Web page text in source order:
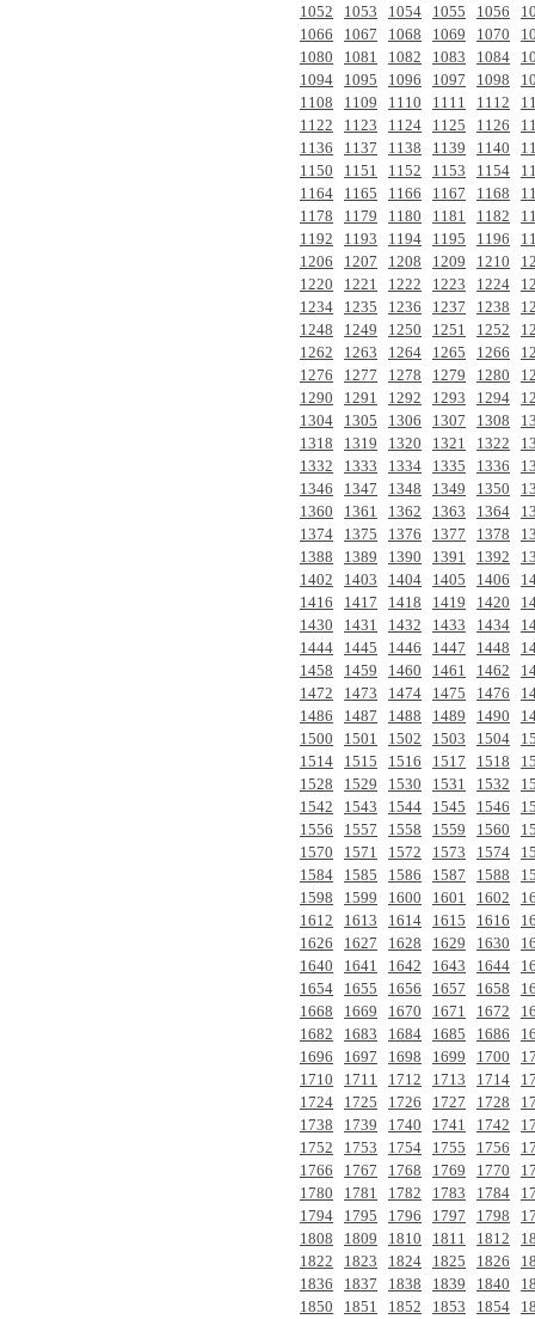
1052
1053 1054 1055 1056
1066
1067 1068 1069 1070
1080
1081 1082 1083 1084
1094
1095 1096 1097 1098
1108
1109 1110 1111 1112
1122
1123 1124 1125 1126
1136
1137 1138 1139 1140
1150
1151 1152 1153 1154
1164
1165 1166 1167 1168
1178
1179 1180 1181 1182
1192
1193 1194 1195 1196
1206
1207 1208 1209 1210
1220
1221 1222 1223 1224
1234
1235 1236 1237 1238
1248
1249 1250 1251 1252
1262
1263 1264 1265 1266
1276
1277 1278 1279 1280
1290
1291 1292 1293 1294
1304
1305 1306 1307 1308
1318
1319 1320 1321 1322
1332
1333 1334 1335 1336
1346
1347 1348 1349 1350
1360
1361 1362 1363 1364
1374
1375 1376 1377 1378
1388
1389 1390 1391 1392
1402
1403 1404 1405 1406
1416
1417 1418 1419 1420
1430
1431 1432 1433 1434
1444
1445 1446 1447 1448
1458
1459 1460 1461 1462
1472
1473 1474 1475 1476
1486
1487 1488 1489 1490
1500
1501 1502 1503 1504
1514
1515 1516 1517 1518
1528
1529 1530 1531 1532
1542
1543 1544 1545 1546
1556
1557 1558 1559 1560
1570
1571 1572 1573 1574
1584
1585 1586 1587 1588
1598
1599 1600 1601 1602
1612
1613 1614 1615 1616
1626
1627 1628 1629 1630
1640
1641 1642 1643 1644
1654
1655 1656 1657 1658
1668
1669 1670 1671 1672
1682
1683 1684 1685 1686
1696
1697 1698 1699 1700
1710
1711 1712 1713 1714
1724
1725 1726 1727 1728
1738
1739 1740 1741 1742
1752
1753 1754 1755 1756
1766
1767 1768 1769 1770
1780
1781 1782 1783 1784
1794
1795 1796 1797 1798
1808
1809 1810 1811 1812
1822
1823 1824 1825 1826
1836
1837 1838 1839 1840
1850
1851 1852 1853 1854